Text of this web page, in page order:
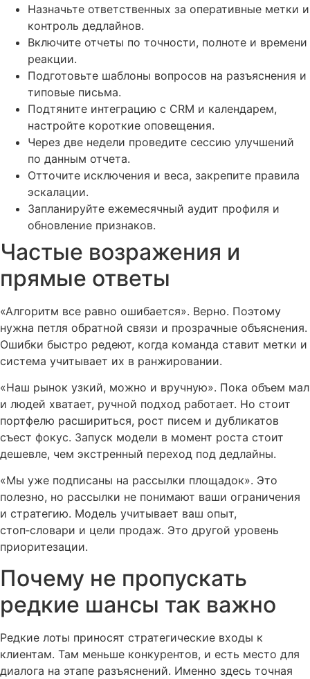
Назначьте ответственных за оперативные метки и
контроль дедлайнов.
Включите отчеты по точности, полноте и времени
реакции.
Подготовьте шаблоны вопросов на разъяснения и
типовые письма.
Подтяните интеграцию с CRM и календарем,
настройте короткие оповещения.
Через две недели проведите сессию улучшений
по данным отчета.
Отточите исключения и веса, закрепите правила
эскалации.
Запланируйте ежемесячный аудит профиля и
обновление признаков.
Частые возражения и
прямые ответы
«Алгоритм все равно ошибается». Верно. Поэтому
нужна петля обратной связи и прозрачные объяснения.
Ошибки быстро редеют, когда команда ставит метки и
система учитывает их в ранжировании.
«Наш рынок узкий, можно и вручную». Пока объем мал
и людей хватает, ручной подход работает. Но стоит
портфелю расшириться, рост писем и дубликатов
съест фокус. Запуск модели в момент роста стоит
дешевле, чем экстренный переход под дедлайны.
«Мы уже подписаны на рассылки площадок». Это
полезно, но рассылки не понимают ваши ограничения
и стратегию. Модель учитывает ваш опыт,
стоп‑словари и цели продаж. Это другой уровень
приоритезации.
Почему не пропускать
редкие шансы так важно
Редкие лоты приносят стратегические входы к
клиентам. Там меньше конкурентов, и есть место для
диалога на этапе разъяснений. Именно здесь точная